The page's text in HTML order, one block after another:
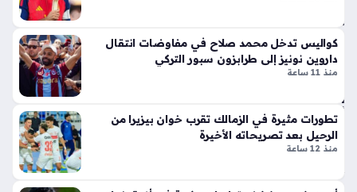
الإث
ني
شر
طو
انة
ونا
الح
ت
تح
ذير
ات
أمن
ية
س
دي
كواليس تدخل محمد صلاح في مفاوضات انتقال
داروين نونيز إلى طرابزون سبور التركي
منذ 11 ساعة
تطورات مثيرة في الزمالك تقرب خوان بيزيرا من
الرحيل بعد تصريحاته الأخيرة
منذ 12 ساعة